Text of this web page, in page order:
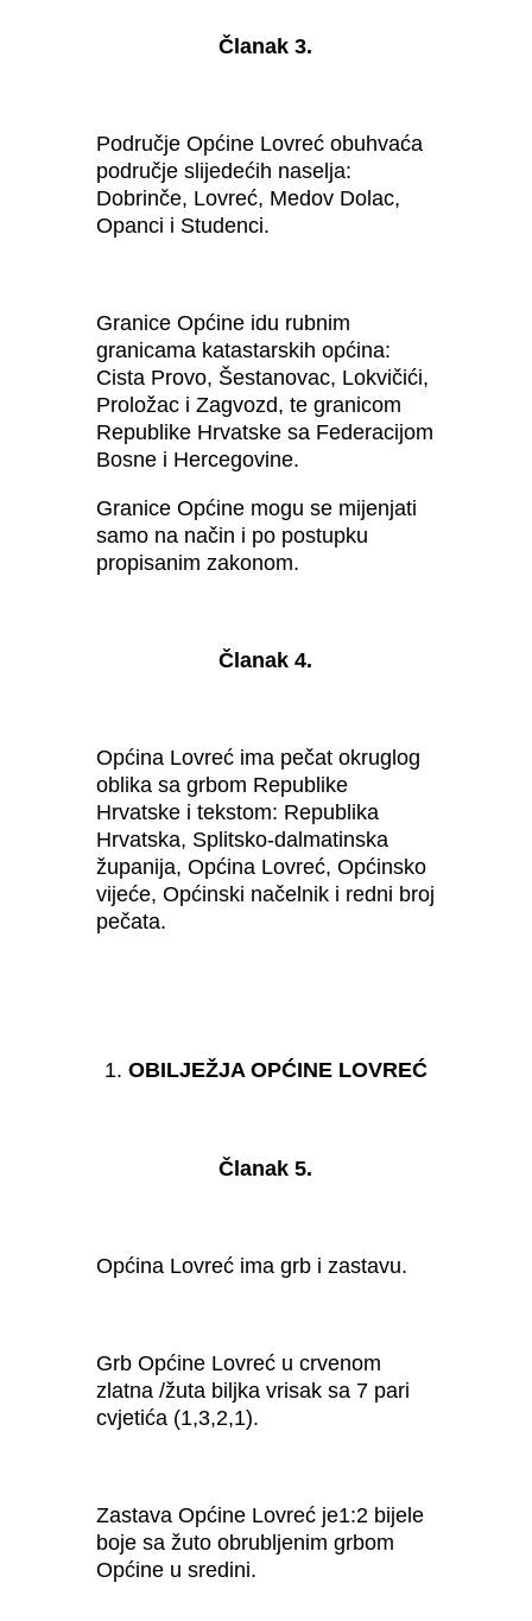
Članak 3.
Područje Općine Lovreć obuhvaća
područje slijedećih naselja:
Dobrinče, Lovreć, Medov Dolac,
Opanci i Studenci.
Granice Općine idu rubnim
granicama katastarskih općina:
Cista Provo, Šestanovac, Lokvičići,
Proložac i Zagvozd, te granicom
Republike Hrvatske sa Federacijom
Bosne i Hercegovine.
Granice Općine mogu se mijenjati
samo na način i po postupku
propisanim zakonom.
Članak 4.
Općina Lovreć ima pečat okruglog
oblika sa grbom Republike
Hrvatske i tekstom: Republika
Hrvatska, Splitsko-dalmatinska
županija, Općina Lovreć, Općinsko
vijeće, Općinski načelnik i redni broj
pečata.
OBILJEŽJA OPĆINE LOVREĆ
Članak 5.
Općina Lovreć ima grb i zastavu.
Grb Općine Lovreć u crvenom
zlatna /žuta biljka vrisak sa 7 pari
cvjetića (1,3,2,1).
Zastava Općine Lovreć je1:2 bijele
boje sa žuto obrubljenim grbom
Općine u sredini.